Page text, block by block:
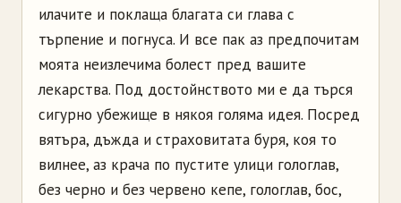
илачите и поклаща благата си глава с
търпение и погнуса. И все пак аз предпочитам
моята неизлечима болест пред вашите
лекарства. Под достойнството ми е да търся
сигурно убежище в някоя голяма идея. Посред
вятъра, дъжда и страховитата буря, коя то
вилнее, аз крача по пустите улици гологлав,
без черно и без червено кепе, гологлав, бос,